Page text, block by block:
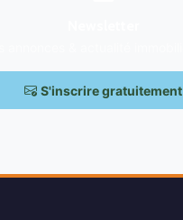
S'inscrire gratuitement